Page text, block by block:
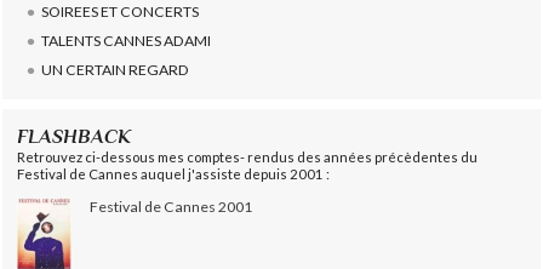
SOIREES ET CONCERTS
TALENTS CANNES ADAMI
UN CERTAIN REGARD
FLASHBACK
Retrouvez ci-dessous mes comptes- rendus des années précèdentes du
Festival de Cannes auquel j'assiste depuis 2001 :
Festival de Cannes 2001